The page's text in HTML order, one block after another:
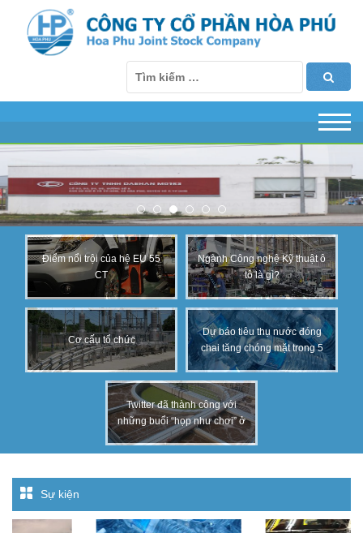
Điểm nổi trội của hệ EU 55
CT
Ngành Công nghệ Kỹ thuật ô
tô là gì?
Cơ cấu tổ chức
Dự báo tiêu thụ nước đóng
chai tăng chóng mặt trong 5
năm tới
Twitter đã thành công với
những buổi “họp như chơi” ở
roof-top thế nào?
Sự kiện